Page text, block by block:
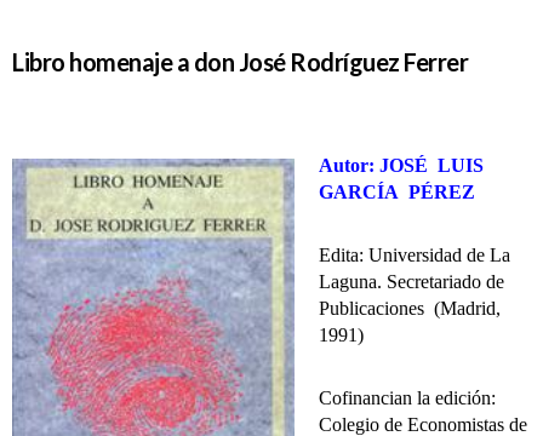
Libro homenaje a don José Rodríguez Ferrer
Autor: JOSÉ LUIS
GARCÍA PÉREZ
Edita: Universidad de La
Laguna. Secretariado de
Publicaciones (Madrid,
1991)
Cofinancian la edición:
Colegio de Economistas de